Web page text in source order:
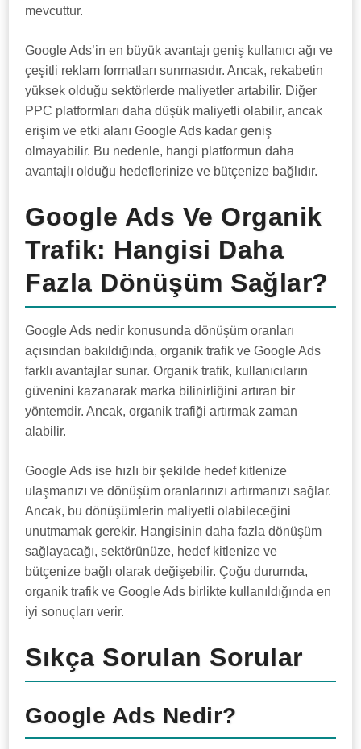
mevcuttur.
Google Ads’in en büyük avantajı geniş kullanıcı ağı ve
çeşitli reklam formatları sunmasıdır. Ancak, rekabetin
yüksek olduğu sektörlerde maliyetler artabilir. Diğer
PPC platformları daha düşük maliyetli olabilir, ancak
erişim ve etki alanı Google Ads kadar geniş
olmayabilir. Bu nedenle, hangi platformun daha
avantajlı olduğu hedeflerinize ve bütçenize bağlıdır.
Google Ads Ve Organik
Trafik: Hangisi Daha
Fazla Dönüşüm Sağlar?
Google Ads nedir konusunda dönüşüm oranları
açısından bakıldığında, organik trafik ve Google Ads
farklı avantajlar sunar. Organik trafik, kullanıcıların
güvenini kazanarak marka bilinirliğini artıran bir
yöntemdir. Ancak, organik trafiği artırmak zaman
alabilir.
Google Ads ise hızlı bir şekilde hedef kitlenize
ulaşmanızı ve dönüşüm oranlarınızı artırmanızı sağlar.
Ancak, bu dönüşümlerin maliyetli olabileceğini
unutmamak gerekir. Hangisinin daha fazla dönüşüm
sağlayacağı, sektörünüze, hedef kitlenize ve
bütçenize bağlı olarak değişebilir. Çoğu durumda,
organik trafik ve Google Ads birlikte kullanıldığında en
iyi sonuçları verir.
Sıkça Sorulan Sorular
Google Ads Nedir?